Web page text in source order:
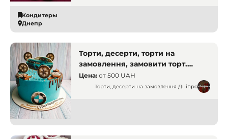
Кондитеры
Днепр
Торти, десерти, торти на
замовлення, замовити торт.
Дніпро
Цена: от 500 UAH
Торти, десерти на замовлення Дніпро
Кондитеры
Днепр